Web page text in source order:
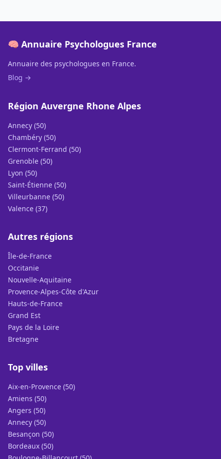
🧠 Annuaire Psychologues France
Annuaire des psychologues en France.
Blog →
Région Auvergne Rhone Alpes
Annecy (50)
Chambéry (50)
Clermont-Ferrand (50)
Grenoble (50)
Lyon (50)
Saint-Étienne (50)
Villeurbanne (50)
Valence (37)
Autres régions
Île-de-France
Occitanie
Nouvelle-Aquitaine
Provence-Alpes-Côte d'Azur
Hauts-de-France
Grand Est
Pays de la Loire
Bretagne
Top villes
Aix-en-Provence (50)
Amiens (50)
Angers (50)
Annecy (50)
Besançon (50)
Bordeaux (50)